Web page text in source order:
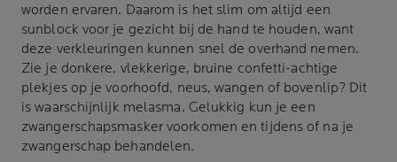
worden ervaren. Daarom is het slim om altijd een
sunblock voor je gezicht bij de hand te houden, want
deze verkleuringen kunnen snel de overhand nemen.
Zie je donkere, vlekkerige, bruine confetti-achtige
plekjes op je voorhoofd, neus, wangen of bovenlip? Dit
is waarschijnlijk melasma. Gelukkig kun je een
zwangerschapsmasker voorkomen en tijdens of na je
zwangerschap behandelen.